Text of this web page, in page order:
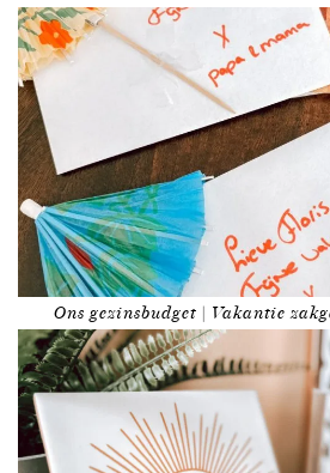
Ons gezinsbudget | Vakantie